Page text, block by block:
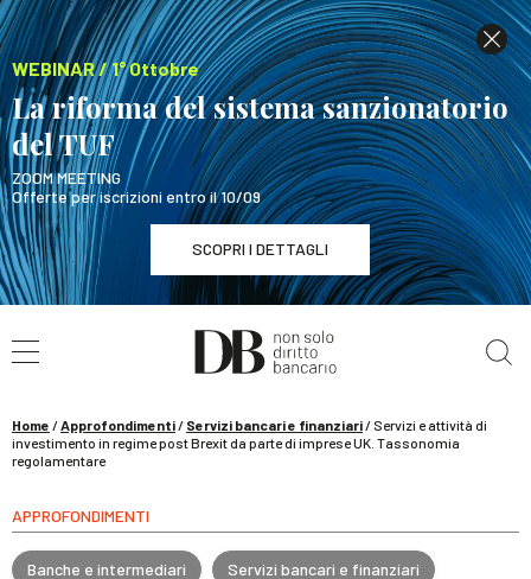
WEBINAR / 1° Ottobre
La riforma del sistema sanzionatorio
del TUF
ZOOM MEETING
Offerte per iscrizioni entro il 10/09
SCOPRI I DETTAGLI
WEBINAR / 1° Ottobre
La riforma del sistema sanzionatorio del TUF
Home /Approfondimenti/ Servizi bancari e finanziari/ Servizi e attività di
investimento in regime post Brexit da parte di imprese UK. Tassonomia
regolamentare
APPROFONDIMENTI
Banche e intermediari Servizi bancari e finanziari